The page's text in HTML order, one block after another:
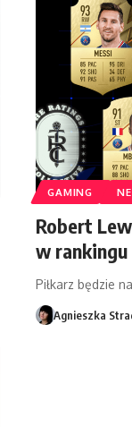
GAMING
Robert
w
Piłkarz będzie
Agnieszka